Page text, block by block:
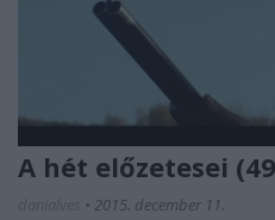
A hét előzetesei
• 2015. december 11.